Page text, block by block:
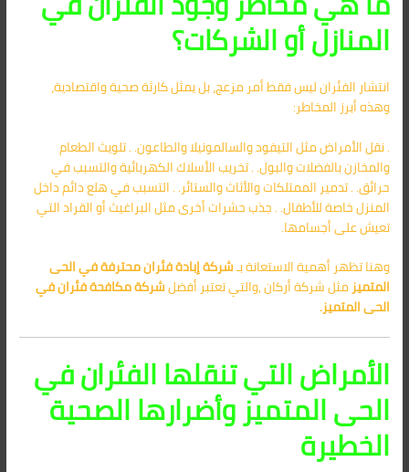
المنازل أو الشركات؟
انتشار الفئران ليس فقط أمر مزعج، بل يمثل كارثة صحية واقتصادية،
وهذه أبرز المخاطر:
. نقل الأمراض مثل التيفود والسالمونيلا والطاعون. . تلويث الطعام
والمخازن بالفضلات والبول. . تخريب الأسلاك الكهربائية والتسبب في
حرائق. . تدمير الممتلكات والأثاث والستائر. . التسبب في هلع دائم داخل
المنزل خاصة للأطفال. . جذب حشرات أخرى مثل البراغيث أو القراد التي
تعيش على أجسامها.
وهنا تظهر أهمية الاستعانة بـشركة إبادة فئران محترفة في الحى
المتميزمثل شركة أركان ,والتي تعتبر أفضلشركة مكافحة فئران في
الحى المتميز.
الأمراض التي تنقلها الفئران في
الحى المتميز وأضرارها الصحية
الخطيرة